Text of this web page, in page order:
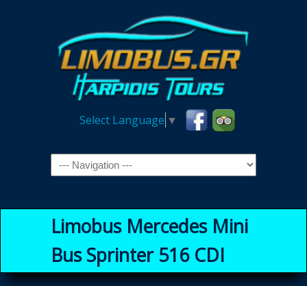
Select Language ▼
Navigation
Limobus Mercedes Mini
Bus Sprinter 516 CDI